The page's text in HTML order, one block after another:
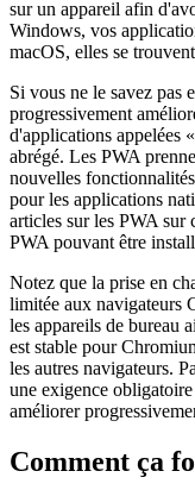
Pour que votre
répondre aux "critères
l'addendum. Et c'est
Windows, vos
macOS, elles se
Si vous ne le savez pas
progressivement
d'applications appelées
abrégé. Les PWA
nouvelles
articles sur les PWA sur
PWA pouvant être
Notez que la prise en
limitée aux navigateurs
les appareils de bureau
est stable pour
une exigence
améliorer